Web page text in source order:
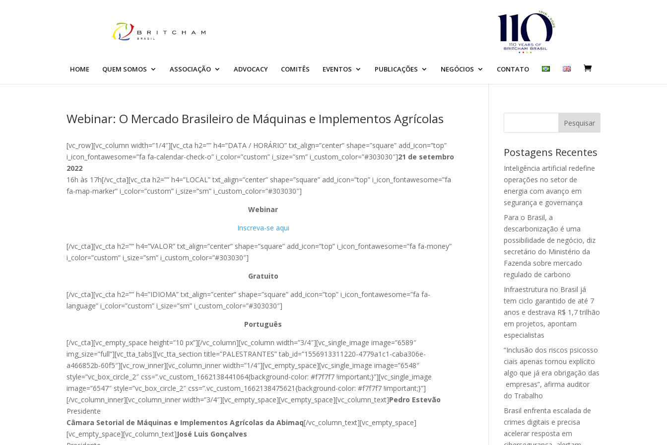
HOME QUEM SOMOS ASSOCIAÇÃO ADVOCACY COMITÊS EVENTOS PUBLICAÇÕES NEGÓCIOS CONTATO
Webinar: O Mercado Brasileiro de Máquinas e Implementos Agrícolas
[vc_row][vc_column width=”1/4″][vc_cta h2=”” h4=”DATA / HORÁRIO” txt_align=”center” shape=”square” add_icon=”top”
i_icon_fontawesome=”fa fa-calendar-check-o” i_color=”custom” i_size=”sm” i_custom_color=”#303030″]21 de setembro
2022
16h às 17h[/vc_cta][vc_cta h2=”” h4=”LOCAL” txt_align=”center” shape=”square” add_icon=”top” i_icon_fontawesome=”fa
fa-map-marker” i_color=”custom” i_size=”sm” i_custom_color=”#303030″]
Webinar
Inscreva-se aqui
[/vc_cta][vc_cta h2=”” h4=”VALOR” txt_align=”center” shape=”square” add_icon=”top” i_icon_fontawesome=”fa fa-money”
i_color=”custom” i_size=”sm” i_custom_color=”#303030″]
Gratuito
[/vc_cta][vc_cta h2=”” h4=”IDIOMA” txt_align=”center” shape=”square” add_icon=”top” i_icon_fontawesome=”fa fa-
language” i_color=”custom” i_size=”sm” i_custom_color=”#303030″]
Português
[/vc_cta][vc_empty_space height=”10 px”][/vc_column][vc_column width=”3/4″][vc_single_image image=”6589″
img_size=”full”][vc_tta_tabs][vc_tta_section title=”PALESTRANTES” tab_id=”1556913311220-4779a1c1-caba306e-
a466852b-60f5″][vc_row_inner][vc_column_inner width=”1/4″][vc_empty_space][vc_single_image image=”6548″
style=”vc_box_circle_2″ css=”.vc_custom_1662138441064{background-color: #f7f7f7 !important;}”][vc_single_image
image=”6547″ style=”vc_box_circle_2″ css=”.vc_custom_1662138475621{background-color: #f7f7f7 !important;}”]
[/vc_column_inner][vc_column_inner width=”3/4″][vc_empty_space][vc_empty_space][vc_column_text]Pedro Estevão
Presidente
Câmara Setorial de Máquinas e Implementos Agrícolas da Abimaq[/vc_column_text][vc_empty_space]
[vc_empty_space][vc_column_text]José Luis Gonçalves
Pesquisar
Postagens Recentes
Inteligência artificial redefine
operações no setor de
energia com avanço em
segurança e governança
Para o Brasil, a
descarbonização é uma
possibilidade de negócio, diz
secretário do Ministério da
Fazenda sobre mercado
regulado de carbono
Infraestrutura no Brasil já
tem ciclo garantido de até 7
anos e destrava R$ 1,7 trilhão
em projetos, apontam
especialistas
“Inclusão dos riscos psicosso
ciais apenas tornou explícito
algo que já era obrigação das
empresas”, afirma auditor
do Trabalho
Brasil enfrenta escalada de
crimes digitais e precisa
acelerar resposta em